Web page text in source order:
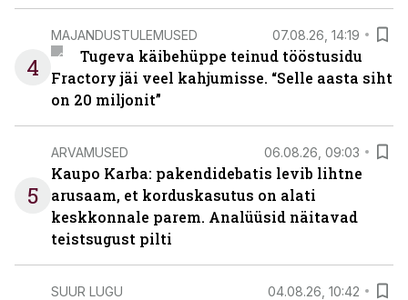
4
MAJANDUSTULEMUSED 07.08.26, 14:19
Tugeva käibehüppe teinud tööstusidu
Fractory jäi veel kahjumisse. “Selle aasta siht
on 20 miljonit”
5
ARVAMUSED 06.08.26, 09:03
Kaupo Karba: pakendidebatis levib lihtne
arusaam, et korduskasutus on alati
keskkonnale parem. Analüüsid näitavad
teistsugust pilti
SUUR LUGU 04.08.26, 10:42